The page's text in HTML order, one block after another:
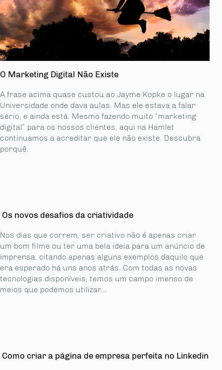
O Marketing Digital Não Existe
A frase acima quase custou ao Jayme Kopke o lugar na
Universidade onde dava aulas. Mas ele estava a falar
sério, e ainda está. Mesmo fazendo muito “marketing
digital” para os nossos clientes, aqui na Hamlet
continuamos a acreditar que ele não existe. Descubra
porquê.
Os novos desafios da criatividade
Nos dias que correm, ser criativo não é apenas criar
um bom filme ou ter uma bela ideia para um anúncio de
imprensa, citando apenas alguns exemplos daquilo que
era esperado há uns anos atrás. Com todas as novas
tecnologias disponíveis, temos um campo imenso de
meios que podemos utilizar...
Como criar a página de empresa perfeita no Linkedin